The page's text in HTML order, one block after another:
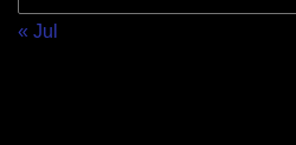
« Jul